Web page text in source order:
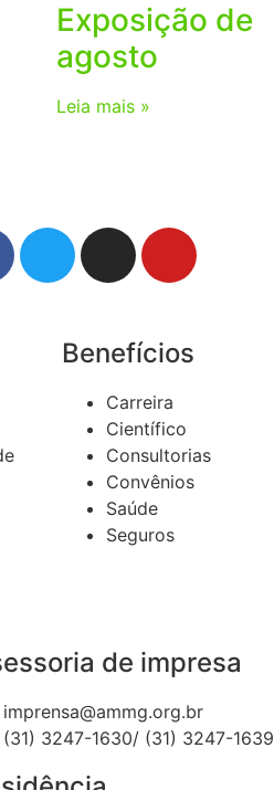
Exposição de
agosto
Leia mais »
Benefícios
Carreira
Científico
Consultorias
Convênios
Saúde
Seguros
de impresa
imprensa@ammg.org.br
(31) 3247-1630/ (31) 3247-1639